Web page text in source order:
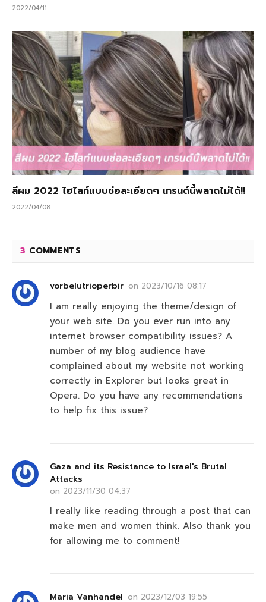
2022/04/11
สีผม 2022 ไฮไลท์แบบช่อละเอียดๆ เทรนด์นี้พลาดไม่ได้!!
2022/04/08
3 COMMENTS
vorbelutrioperbir on 2023/10/16 08:17
I am really enjoying the theme/design of
your web site. Do you ever run into any
internet browser compatibility issues? A
number of my blog audience have
complained about my website not working
correctly in Explorer but looks great in
Opera. Do you have any recommendations
to help fix this issue?
Gaza and its Resistance to Israel's Brutal
Attacks
on 2023/11/30 04:37
I really like reading through a post that can
make men and women think. Also thank you
for allowing me to comment!
Maria Vanhandel on 2023/12/03 19:55